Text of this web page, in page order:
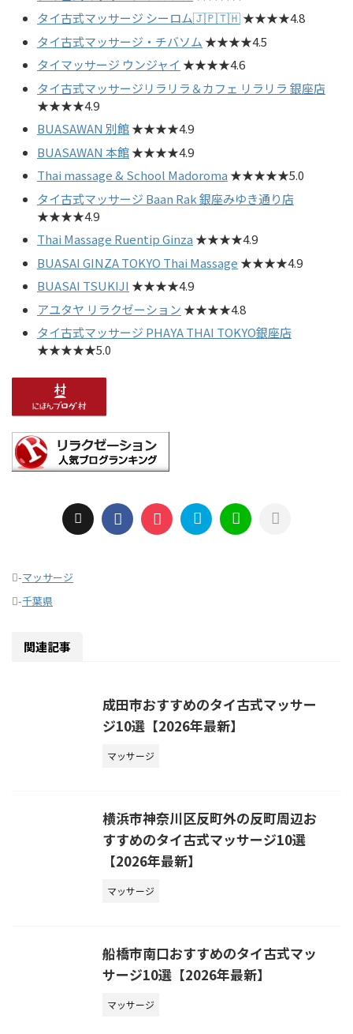
タイ古式マッサージ シーロム🇯🇵🇹🇭★★★★4.8
タイ古式マッサージ・チバソム ★★★★4.5
タイマッサージ ウンジャイ ★★★★4.6
タイ古式マッサージリラリラ＆カフェ リラリラ 銀座店
★★★★4.9
BUASAWAN 別館★★★★4.9
BUASAWAN 本館★★★★4.9
Thai massage & School Madoroma ★★★★★5.0
タイ古式マッサージ Baan Rak 銀座みゆき通り店
★★★★4.9
Thai Massage Ruentip Ginza ★★★★4.9
BUASAI GINZA TOKYO Thai Massage ★★★★4.9
BUASAI TSUKIJI ★★★★4.9
アユタヤ リラクゼーション ★★★★4.8
タイ古式マッサージ PHAYA THAI TOKYO銀座店
★★★★★5.0
-マッサージ
-千葉県
関連記事
成田市おすすめのタイ古式マッサー
ジ10選【2026年最新】
マッサージ
横浜市神奈川区反町外の反町周辺お
すすめのタイ古式マッサージ10選
【2026年最新】
マッサージ
船橋市南口おすすめのタイ古式マッ
サージ10選【2026年最新】
マッサージ